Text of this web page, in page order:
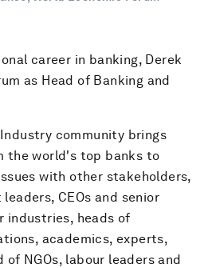
career in banking, Derek
as Head of Banking and
community brings
the world's top banks to
with other stakeholders,
CEOs and senior
industries, heads of
academics, experts,
NGOs, labour leaders and